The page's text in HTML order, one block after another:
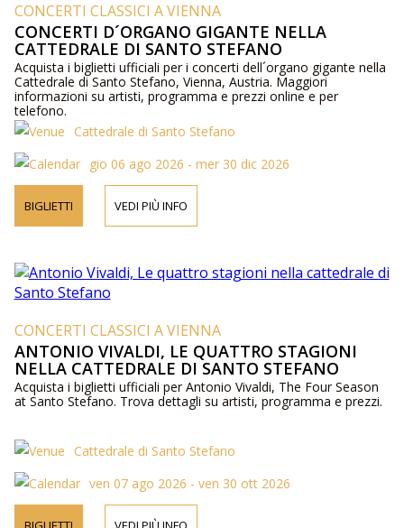
CONCERTI CLASSICI A VIENNA
CONCERTI D´ORGANO GIGANTE NELLA
CATTEDRALE DI SANTO STEFANO
Acquista i biglietti ufficiali per i concerti dell´organo gigante nella
Cattedrale di Santo Stefano, Vienna, Austria. Maggiori
informazioni su artisti, programma e prezzi online e per
telefono.
Cattedrale di Santo Stefano
gio 06 ago 2026 - mer 30 dic 2026
BIGLIETTI VEDI PIÙ INFO
CONCERTI CLASSICI A VIENNA
ANTONIO VIVALDI, LE QUATTRO STAGIONI
NELLA CATTEDRALE DI SANTO STEFANO
Acquista i biglietti ufficiali per Antonio Vivaldi, The Four Season
at Santo Stefano. Trova dettagli su artisti, programma e prezzi.
Cattedrale di Santo Stefano
ven 07 ago 2026 - ven 30 ott 2026